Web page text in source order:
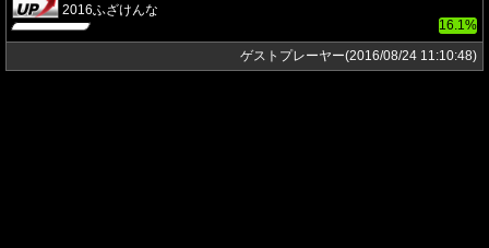
2016ふざけんな
16.1%
ゲストプレーヤー(2016/08/24 11:10:48)